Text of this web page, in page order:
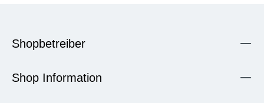
Shopbetreiber
Shop Information